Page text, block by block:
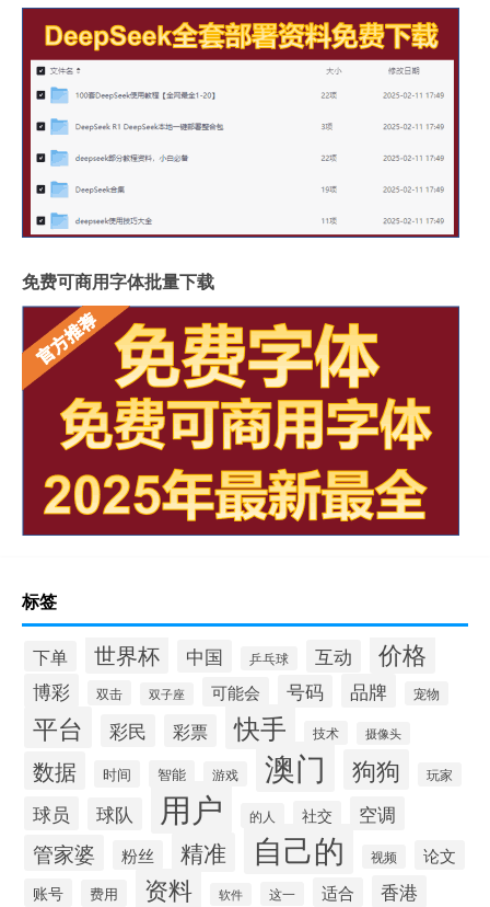
免费可商用字体批量下载
标签
下单 世界杯 中国 乒乓球 互动 价格
博彩 双击 双子座 可能会 号码 品牌 宠物
平台 彩民 彩票 快手 技术 摄像头
数据 时间 智能 游戏 澳门 狗狗 玩家
球员 球队 用户 的人 社交 空调
管家婆 粉丝 精准 自己的 视频 论文
账号 费用 资料 软件 这一 适合 香港